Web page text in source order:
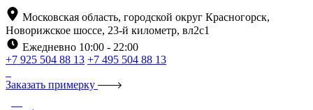
Московская область, городской округ Красногорск,
Новорижское шоссе, 23-й километр, вл2с1
Ежедневно 10:00 - 22:00
+7 925 504 88 13 +7 495 504 88 13
Заказать примерку